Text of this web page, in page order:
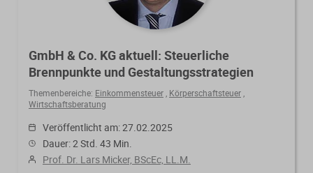
GmbH & Co. KG aktuell: Steuerliche
Brennpunkte und Gestaltungsstrategien
Themenbereiche: Einkommensteuer Körperschaftsteuer
Wirtschaftsberatung
Veröffentlicht am: 27.02.2025
Dauer: 2 Std. 43 Min.
Prof. Dr. Lars Micker, BScEc, LL.M.